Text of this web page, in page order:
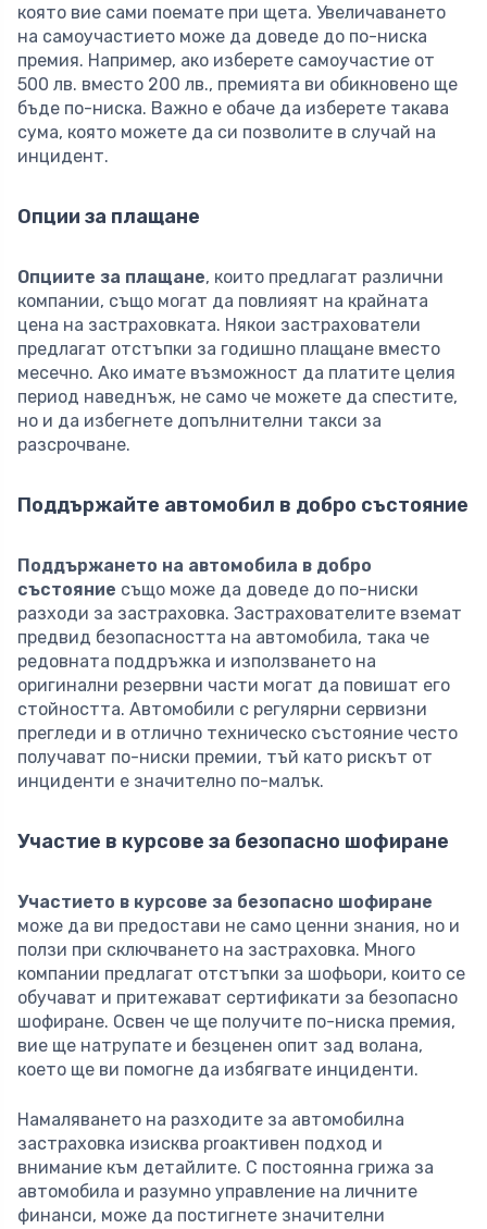
която вие сами поемате при щета. Увеличаването
на самоучастието може да доведе до по-ниска
премия. Например, ако изберете самоучастие от
500 лв. вместо 200 лв., премията ви обикновено ще
бъде по-ниска. Важно е обаче да изберете такава
сума, която можете да си позволите в случай на
инцидент.
Опции за плащане
Опциите за плащане, които предлагат различни
компании, също могат да повлияят на крайната
цена на застраховката. Някои застрахователи
предлагат отстъпки за годишно плащане вместо
месечно. Ако имате възможност да платите целия
период наведнъж, не само че можете да спестите,
но и да избегнете допълнителни такси за
разсрочване.
Поддържайте автомобил в добро състояние
Поддържането на автомобила в добро
състояние също може да доведе до по-ниски
разходи за застраховка. Застрахователите вземат
предвид безопасността на автомобила, така че
редовната поддръжка и използването на
оригинални резервни части могат да повишат его
стойността. Автомобили с регулярни сервизни
прегледи и в отлично техническо състояние често
получават по-ниски премии, тъй като рискът от
инциденти е значително по-малък.
Участие в курсове за безопасно шофиране
Участието в курсове за безопасно шофиране
може да ви предостави не само ценни знания, но и
ползи при сключването на застраховка. Много
компании предлагат отстъпки за шофьори, които се
обучават и притежават сертификати за безопасно
шофиране. Освен че ще получите по-ниска премия,
вие ще натрупате и безценен опит зад волана,
което ще ви помогне да избягвате инциденти.
Намаляването на разходите за автомобилна
застраховка изисква proактивен подход и
внимание към детайлите. С постоянна грижа за
автомобила и разумно управление на личните
финанси, може да постигнете значителни